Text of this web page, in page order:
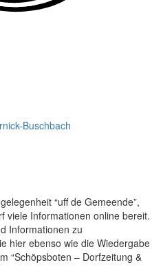
Buschbach
“uff de Gemeende”,
viele Informationen online bereit.
Informationen zu
hier ebenso wie die Wiedergabe
“Schöpsboten – Dorfzeitung &